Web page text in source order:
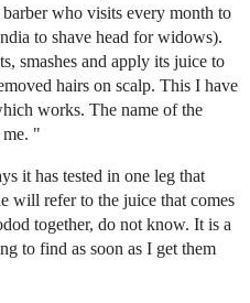
who visits every month to
to shave head for widows).
smashes and apply its juice to
hairs on scalp. This I have
works. The name of the
"
it has tested in one leg that
will refer to the juice that comes
together, do not know. It is a
to find as soon as I get them